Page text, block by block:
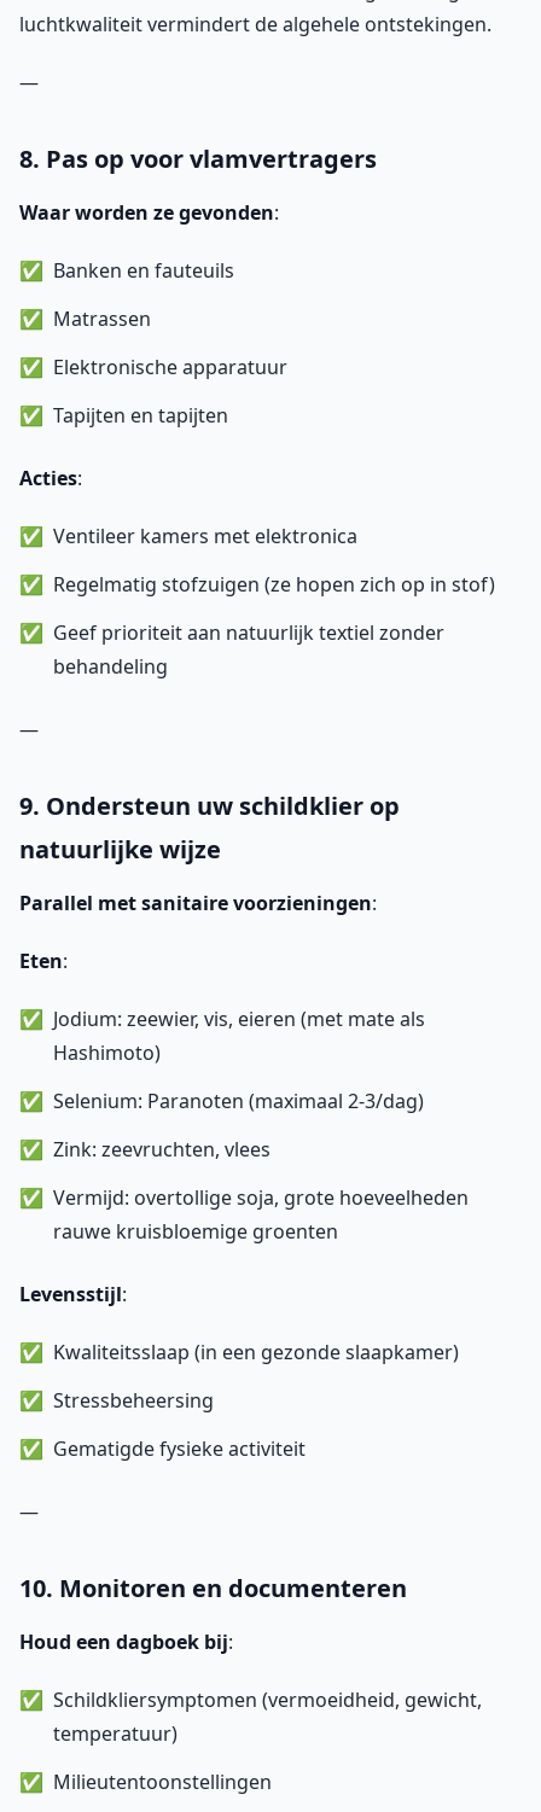
luchtkwaliteit vermindert de algehele ontstekingen.
—
8. Pas op voor vlamvertragers
Waar worden ze gevonden:
Banken en fauteuils
Matrassen
Elektronische apparatuur
Tapijten en tapijten
Acties:
Ventileer kamers met elektronica
Regelmatig stofzuigen (ze hopen zich op in stof)
Geef prioriteit aan natuurlijk textiel zonder
behandeling
—
9. Ondersteun uw schildklier op
natuurlijke wijze
Parallel met sanitaire voorzieningen:
Eten:
Jodium: zeewier, vis, eieren (met mate als
Hashimoto)
Selenium: Paranoten (maximaal 2-3/dag)
Zink: zeevruchten, vlees
Vermijd: overtollige soja, grote hoeveelheden
rauwe kruisbloemige groenten
Levensstijl:
Kwaliteitsslaap (in een gezonde slaapkamer)
Stressbeheersing
Gematigde fysieke activiteit
—
10. Monitoren en documenteren
Houd een dagboek bij:
Schildkliersymptomen (vermoeidheid, gewicht,
temperatuur)
Milieutentoonstellingen